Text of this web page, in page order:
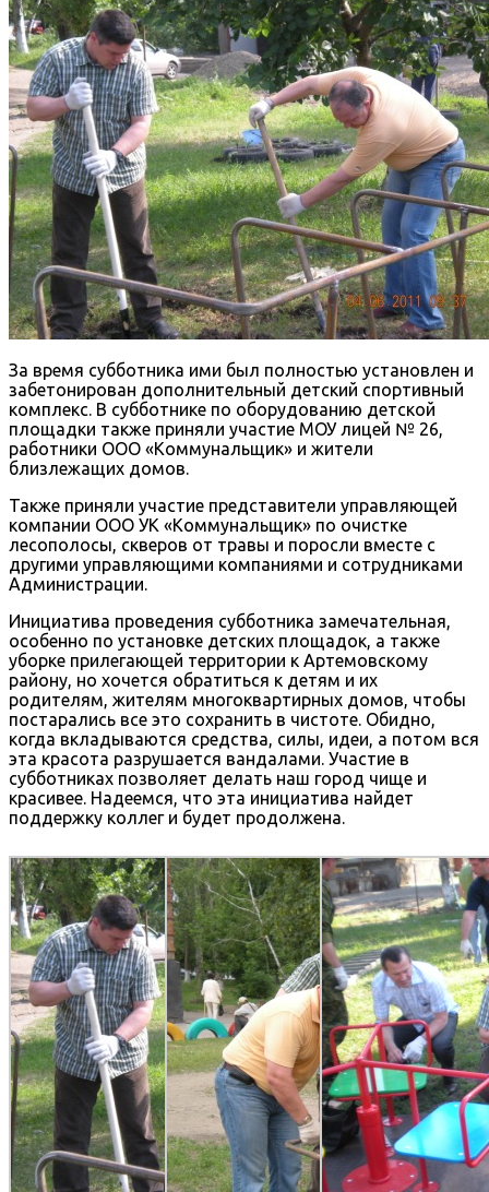
За время субботника ими был полностью установлен и
забетонирован дополнительный детский спортивный
комплекс. В субботнике по оборудованию детской
площадки также приняли участие МОУ лицей № 26,
работники ООО «Коммунальщик» и жители
близлежащих домов.
Также приняли участие представители управляющей
компании ООО УК «Коммунальщик» по очистке
лесополосы, скверов от травы и поросли вместе с
другими управляющими компаниями и сотрудниками
Администрации.
Инициатива проведения субботника замечательная,
особенно по установке детских площадок, а также
уборке прилегающей территории к Артемовскому
району, но хочется обратиться к детям и их
родителям, жителям многоквартирных домов, чтобы
постарались все это сохранить в чистоте. Обидно,
когда вкладываются средства, силы, идеи, а потом вся
эта красота разрушается вандалами. Участие в
субботниках позволяет делать наш город чище и
красивее. Надеемся, что эта инициатива найдет
поддержку коллег и будет продолжена.